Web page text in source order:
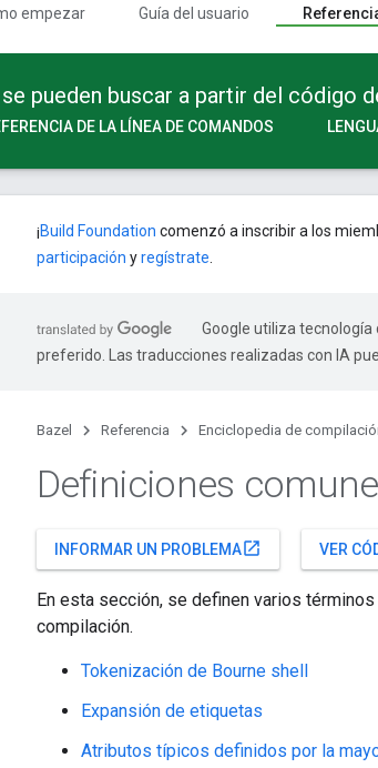
empezar Guía del usuario
pueden buscar a partir del código
DE LA LÍNEA DE COMANDOS
¡Build Foundation comenzó a inscribir a los
participación yregístrate
Google utiliza
preferido. Las traducciones realizadas con IA
Bazel Referencia Enciclopedia de
Definiciones
INFORMAR UN PROBLEMAopen_in_new VER
En esta sección, se definen varios
compilación.
Tokenización de Bourne shell
Expansión de etiquetas
Atributos típicos definidos por la